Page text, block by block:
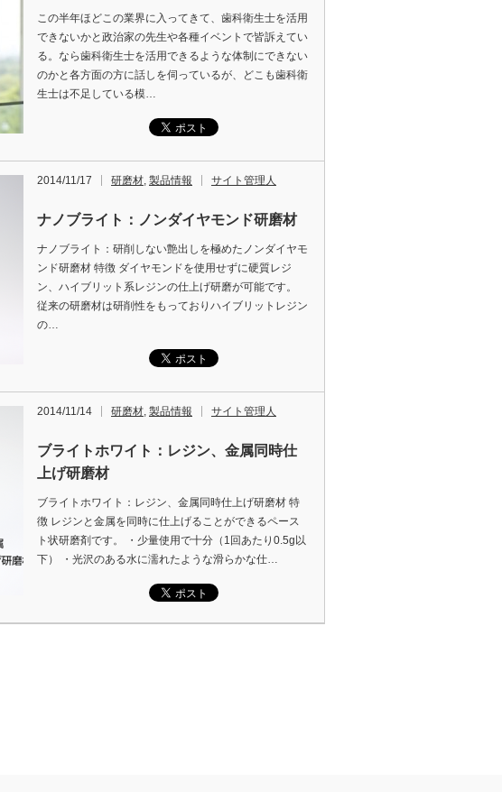
この半年ほどこの業界に入ってきて、歯科衛生士を活用
できないかと政治家の先生や各種イベントで皆訴えてい
る。なら歯科衛生士を活用できるような体制にできない
のかと各方面の方に話しを伺っているが、どこも歯科衛
生士は不足している模…
2014/11/17 研磨材, 製品情報 サイト管理人
ナノブライト：ノンダイヤモンド研磨材
ナノブライト：研削しない艶出しを極めたノンダイヤモ
ンド研磨材 特徴 ダイヤモンドを使用せずに硬質レジ
ン、ハイブリット系レジンの仕上げ研磨が可能です。
従来の研磨材は研削性をもっておりハイブリットレジン
の…
2014/11/14 研磨材, 製品情報 サイト管理人
ブライトホワイト：レジン、金属同時仕
上げ研磨材
ブライトホワイト：レジン、金属同時仕上げ研磨材 特
徴 レジンと金属を同時に仕上げることができるペース
ト状研磨剤です。 ・少量使用で十分（1回あたり0.5g以
下） ・光沢のある水に濡れたような滑らかな仕…